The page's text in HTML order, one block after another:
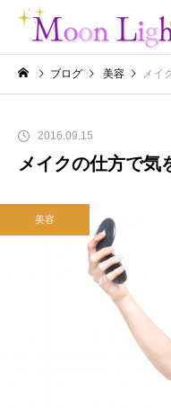
ブログ 美容 メイ
2016.09.15
メイクの仕方で気
美容